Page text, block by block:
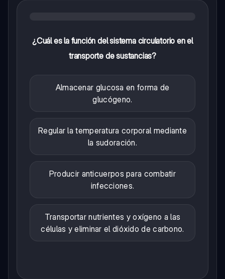
¿Cuál es la función del sistema circulatorio en el
transporte de sustancias?
Almacenar glucosa en forma de
glucógeno.
Regular la temperatura corporal mediante
la sudoración.
Producir anticuerpos para combatir
infecciones.
Transportar nutrientes y oxígeno a las
células y eliminar el dióxido de carbono.